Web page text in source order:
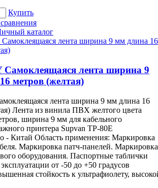
Купить
каталог
Самоклеящаяся лента ширина 9
метров (желтая)
лента ширина 9 мм длина 16
Лента из винила ПВХ желтого цвета
ширина 9 мм для кабельного
принтера Supvan TP-80E
- Китай Область применения: Маркировка
Маркировка патч-панелей. Маркировка
оборудования. Паспортные таблички
от -50 до +50 градусов
стойкость к ультрафиолету,